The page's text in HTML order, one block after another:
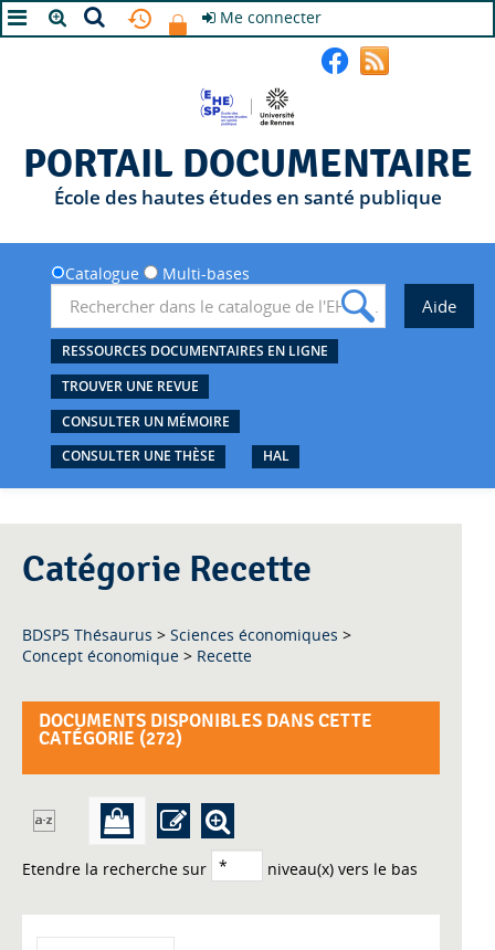
Me connecter
PORTAIL DOCUMENTAIRE
École des hautes études en santé publique
Catalogue Multi-bases
RESSOURCES DOCUMENTAIRES EN LIGNE
TROUVER UNE REVUE
CONSULTER UN MÉMOIRE
CONSULTER UNE THÈSE
HAL
Catégorie Recette
BDSP5 Thésaurus > Sciences économiques >
Concept économique > Recette
DOCUMENTS DISPONIBLES DANS CETTE
CATÉGORIE (272)
Etendre la recherche sur niveau(x) vers le bas